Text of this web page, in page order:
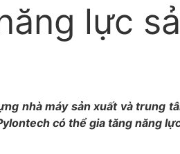
lực
nhà máy sản xuất và trung
có thể gia tăng năng